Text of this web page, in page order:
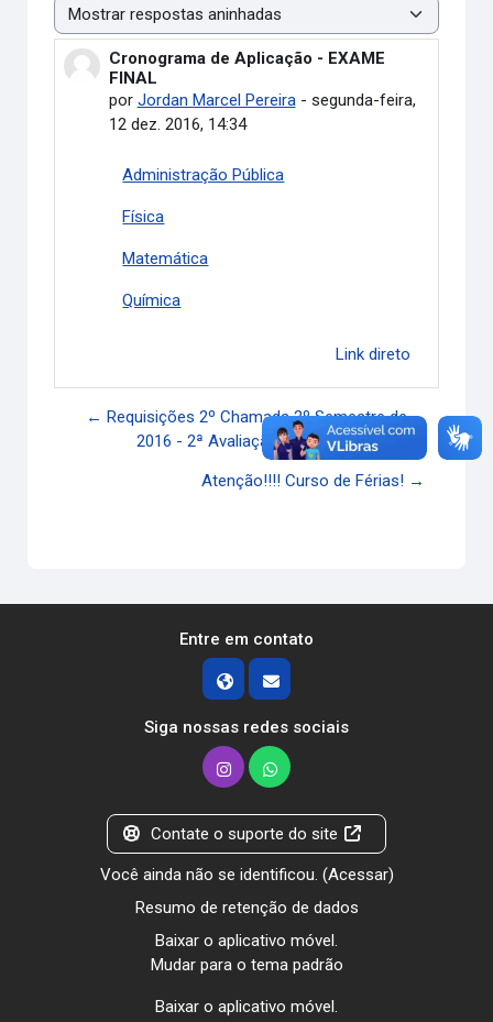
Modo de visualização
Cronograma de Aplicação - EXAME
FINAL
por Jordan Marcel Pereira- segunda-feira,
12 dez. 2016, 14:34
Número de respostas: 0
Administração Pública
Física
Matemática
Química
Link direto
← Requisições 2º Chamada 2º Semestre de
2016 - 2ª Avaliação Presencial
Atenção!!!! Curso de Férias! →
Entre em contato
Siga nossas redes sociais
Contate o suporte do site
Você ainda não se identificou. (Acessar)
Resumo de retenção de dados
Baixar o aplicativo móvel.
Mudar para o tema padrão
Baixar o aplicativo móvel.